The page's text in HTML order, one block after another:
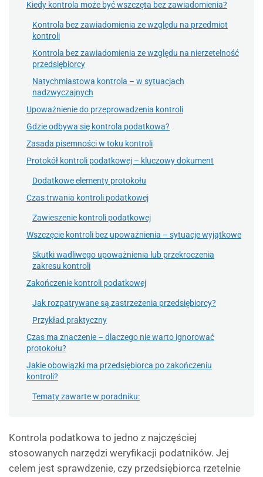
Kiedy kontrola może być wszczęta bez zawiadomienia?
Kontrola bez zawiadomienia ze względu na przedmiot
kontroli
Kontrola bez zawiadomienia ze względu na nierzetelność
przedsiębiorcy
Natychmiastowa kontrola – w sytuacjach
nadzwyczajnych
Upoważnienie do przeprowadzenia kontroli
Gdzie odbywa się kontrola podatkowa?
Zasada pisemności w toku kontroli
Protokół kontroli podatkowej – kluczowy dokument
Dodatkowe elementy protokołu
Czas trwania kontroli podatkowej
Zawieszenie kontroli podatkowej
Wszczęcie kontroli bez upoważnienia – sytuacje wyjątkowe
Skutki wadliwego upoważnienia lub przekroczenia
zakresu kontroli
Zakończenie kontroli podatkowej
Jak rozpatrywane są zastrzeżenia przedsiębiorcy?
Przykład praktyczny
Czas ma znaczenie – dlaczego nie warto ignorować
protokołu?
Jakie obowiązki ma przedsiębiorca po zakończeniu
kontroli?
Tematy zawarte w poradniku:
Kontrola podatkowa to jedno z najczęściej
stosowanych narzędzi weryfikacji podatników. Jej
celem jest sprawdzenie, czy przedsiębiorca rzetelnie